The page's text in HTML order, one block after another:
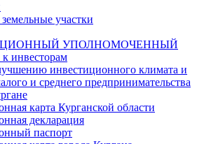
участки
УПОЛНОМОЧЕННЫЙ
инвесторам
инвестиционного климата и
и среднего предпринимательства
карта Курганской области
декларация
паспорт